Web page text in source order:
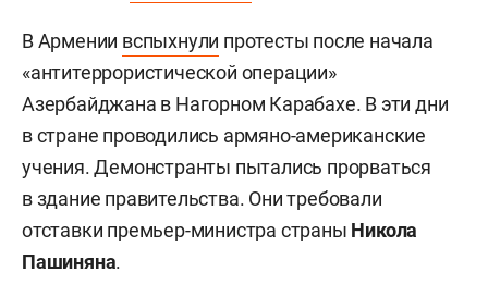
В Армении вспыхнули протесты после начала
«антитеррористической операции»
Азербайджана в Нагорном Карабахе. В эти дни
в стране проводились армяно-американские
учения. Демонстранты пытались прорваться
в здание правительства. Они требовали
отставки премьер-министра страны Никола
Пашиняна.